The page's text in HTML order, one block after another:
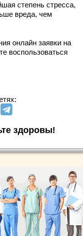
степень стресса,
вреда, чем
онлайн заявки на
воспользоваться
здоровы!